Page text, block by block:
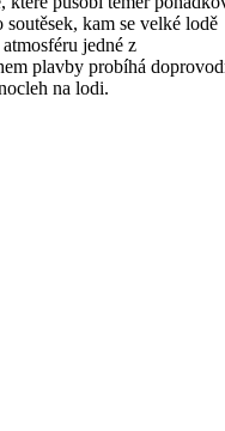
kam se velké lodě
jedné z
plavby probíhá
na lodi.